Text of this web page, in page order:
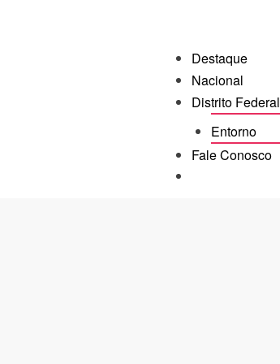
Destaque
Nacional
Distrito Federal
Entorno
Fale Conosco